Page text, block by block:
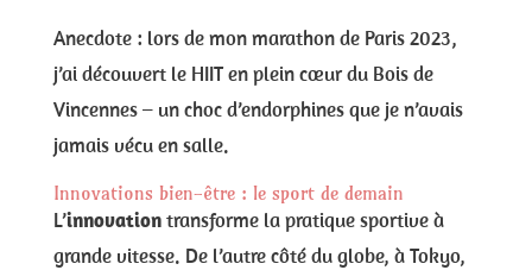
Anecdote : lors de mon marathon de Paris 2023,
j’ai découvert le HIIT en plein cœur du Bois de
Vincennes – un choc d’endorphines que je n’avais
jamais vécu en salle.
Innovations bien-être : le sport de demain
L’innovationtransforme la pratique sportive à
grande vitesse. De l’autre côté du globe, à Tokyo,